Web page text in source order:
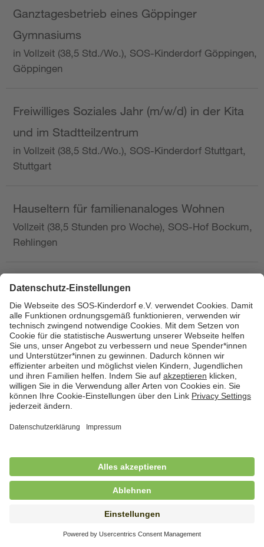
Ganztagesbetrieb eines Göppinger
Gymnasiums
in Vollzeit (38,5 Std./Wo.), SOS-Kinderdorf Göppingen,
Göppingen
Freiwilliges Soziales Jahr (m/w/d) in der Kita
und im Stadtteilzentrum
in Vollzeit (38,5 Std./Wo.), SOS-Kinderdorf Stuttgart,
Stuttgart
Hauseltern für familienanaloges Wohnen
Vollzeit (38,5 Stunden pro Woche), SOS-Hof Bockum,
Rehlingen
Hauswirtschafterin / Köchin (m/w/d) als
Ausbilderin (m/w/d) im Bereich
Nahrungszubereitung
in Vollzeit (38,5 Std./Wo.), SOS-Kinderdorf
Saarbrücken, Saarbrücken
Hauswirtschaftskraft (m/w/d)
in Teilzeit (mind. 20 - max. 30 Std./.Wo.), SOS-
Hauswirtschaftskraft (m/w/d)
in unbefristeter Anstellung, Teilzeit (20 Std./Wo.), SOS-
Kinderdorf Dortmund, Hagen